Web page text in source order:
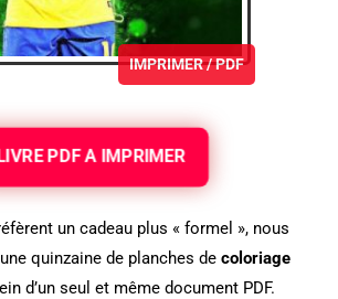
IMPRIMER / PDF
LIVRE PDF A IMPRIMER
un cadeau plus « formel », nous
quinzaine de planches de coloriage
d’un seul et même document PDF.